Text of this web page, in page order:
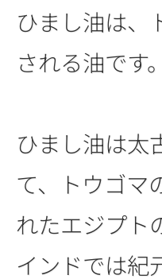
ひまし油は、
される油です。
ひまし油は太
て、トウゴマ
れたエジプト
インドでは紀